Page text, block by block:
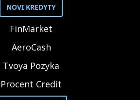
NOVI KREDYTY
FinMarket
AeroCash
Tvoya Pozyka
Procent Credit